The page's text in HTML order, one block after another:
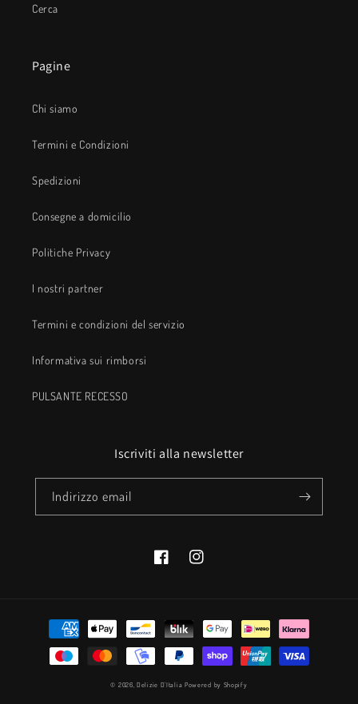
Cerca
Pagine
Chi siamo
Termini e Condizioni
Spedizioni
Consegne a domicilio
Politiche Privacy
I nostri partner
Termini e condizioni del servizio
Informativa sui rimborsi
PULSANTE RECESSO
Iscriviti alla newsletter
Indirizzo email
FacebookInstagram
Metodi
pagamento
© 2026,Delizie D'Italia Powered by Shopify